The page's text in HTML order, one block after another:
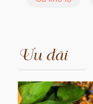
Ưu đãi